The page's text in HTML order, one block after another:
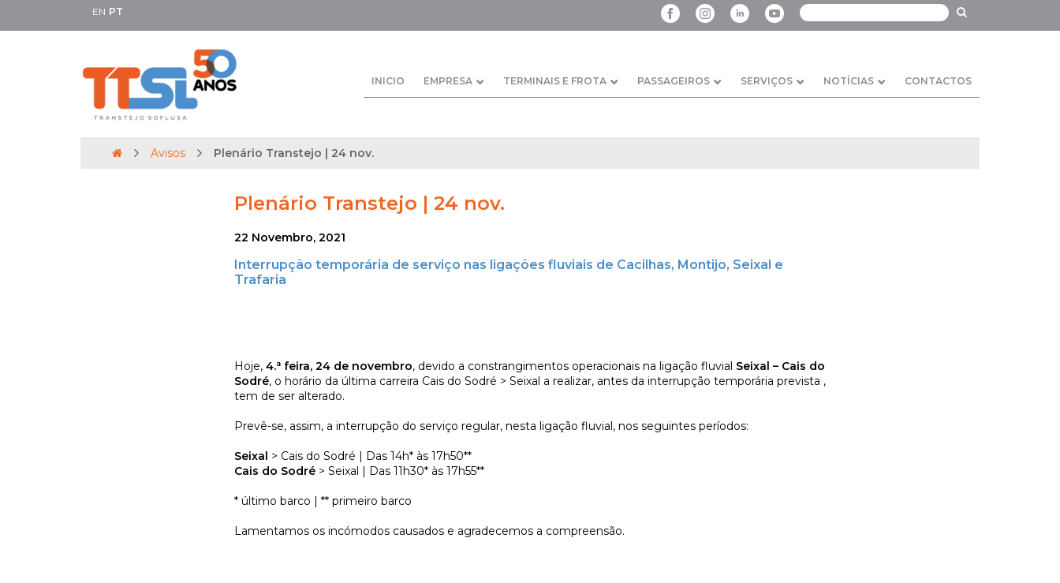
EN PT
INICIO EMPRESA TERMINAIS E FROTA PASSAGEIROS SERVIÇOS NOTÍCIAS CONTACTOS
Avisos Plenário Transtejo | 24 nov.
Plenário Transtejo | 24 nov.
22 Novembro, 2021
Interrupção temporária de serviço nas ligações fluviais de Cacilhas, Montijo, Seixal e
Trafaria
Hoje, 4.ª feira, 24 de novembro, devido a constrangimentos operacionais na ligação fluvial Seixal – Cais do
Sodré, o horário da última carreira Cais do Sodré > Seixal a realizar, antes da interrupção temporária prevista ,
tem de ser alterado.
Prevê-se, assim, a interrupção do serviço regular, nesta ligação fluvial, nos seguintes períodos:
Seixal > Cais do Sodré | Das 14h* às 17h50**
Cais do Sodré > Seixal | Das 11h30* às 17h55**
* último barco | ** primeiro barco
Lamentamos os incómodos causados e agradecemos a compreensão.